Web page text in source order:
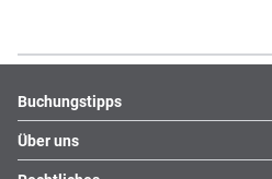
Footer navigation
Buchungstipps
Warum im Reisebüro buchen
Über uns